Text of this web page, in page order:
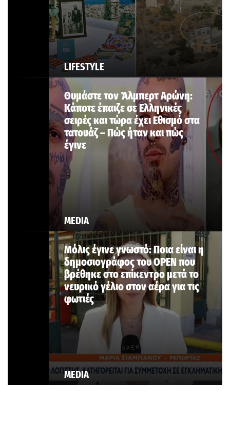
LIFESTYLE
MEDIA
Θυμάστε τον Άλμπερτ Αρώνη:
Κάποτε έπαιζε σε Ελληνικές
σειρές και τώρα έχει Εθισμό στα
τατουάζ – Πώς ήταν και πώς
έγινε
MEDIA
Μόλις έγινε γνωστό: Ποια είναι η
δημοσιογράφος του OPEN που
βρέθηκε στο επίκεντρο μετά το
νευρικό γέλιο στον αέρα για τις
φωτιές